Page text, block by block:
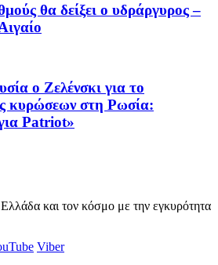
θα δείξει ο υδράργυρος –
ο Ζελένσκι για το
κυρώσεων στη Ρωσία:
Patriot»
Ελλάδα και τον κόσμο με την εγκυρότητα
Viber